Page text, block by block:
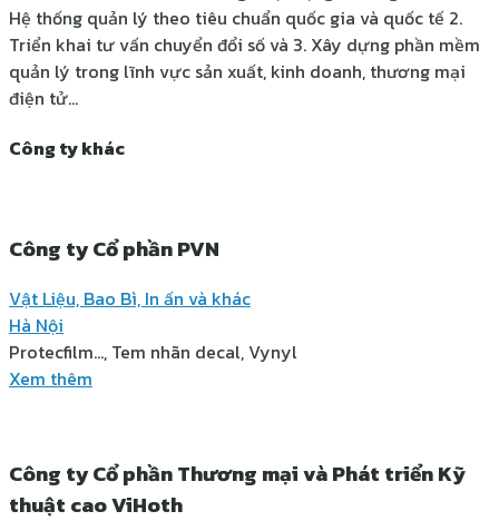
Hệ thống quản lý theo tiêu chuẩn quốc gia và quốc tế 2.
Triển khai tư vấn chuyển đổi số và 3. Xây dựng phần mềm
quản lý trong lĩnh vực sản xuất, kinh doanh, thương mại
điện tử…
Công ty khác
Công ty Cổ phần PVN
Vật Liệu, Bao Bì, In ấn và khác
Hà Nội
Protecfilm..., Tem nhãn decal, Vynyl
Xem thêm
Công ty Cổ phần Thương mại và Phát triển Kỹ
thuật cao ViHoth